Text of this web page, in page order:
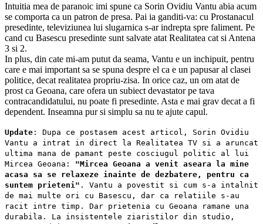
Intuitia mea de paranoic imi spune ca Sorin Ovidiu Vantu abia acum
se comporta ca un patron de presa. Pai ia ganditi-va: cu Prostanacul
presedinte, televiziunea lui slugarnica s-ar indrepta spre faliment. Pe
cand cu Basescu presedinte sunt salvate atat Realitatea cat si Antena
3 si 2.
In plus, din cate mi-am putut da seama, Vantu e un inchipuit, pentru
care e mai important sa se spuna despre el ca e un papusar al clasei
politice, decat realitatea propriu-zisa. In orice caz, un om atat de
prost ca Geoana, care ofera un subiect devastator pe tava
contracandidatului, nu poate fi presedinte. Asta e mai grav decat a fi
dependent. Inseamna pur si simplu sa nu te ajute capul.
Update : Dupa ce postasem acest articol, Sorin Ovidiu
Vantu a intrat in direct la Realitatea TV si a aruncat
ultima mana de pamant peste cosciugul politic al lui
Mircea Geoana: "Mircea Geoana a venit aseara la mine
acasa sa se relaxeze inainte de dezbatere, pentru ca
suntem prieteni" . Vantu a povestit si cum s-a intalnit
de mai multe ori cu Basescu, dar ca relatiile s-au
racit intre timp. Dar prietenia cu Geoana ramane una
durabila. La insistentele ziaristilor din studio,